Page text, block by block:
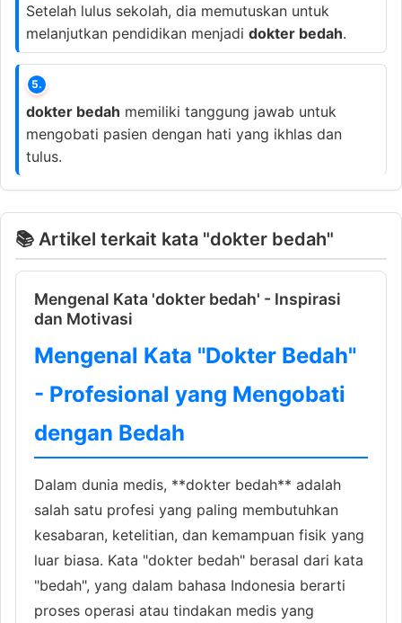
Setelah lulus sekolah, dia memutuskan untuk
melanjutkan pendidikan menjadi dokter bedah.
5.
dokter bedah memiliki tanggung jawab untuk
mengobati pasien dengan hati yang ikhlas dan
tulus.
📚 Artikel terkait kata "dokter bedah"
Mengenal Kata 'dokter bedah' - Inspirasi
dan Motivasi
Mengenal Kata "Dokter Bedah"
- Profesional yang Mengobati
dengan Bedah
Dalam dunia medis, **dokter bedah** adalah
salah satu profesi yang paling membutuhkan
kesabaran, ketelitian, dan kemampuan fisik yang
luar biasa. Kata "dokter bedah" berasal dari kata
"bedah", yang dalam bahasa Indonesia berarti
proses operasi atau tindakan medis yang